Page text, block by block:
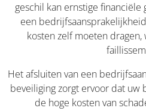
geschil kan ernstige
een
kosten zelf moeten
Het afsluiten van een
beveiliging zorgt ervoor dat
de hoge kosten van